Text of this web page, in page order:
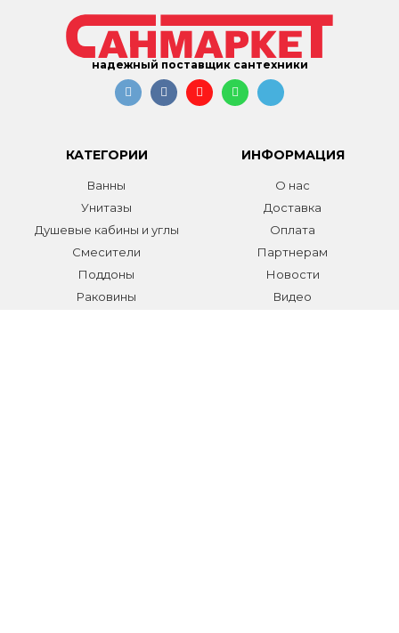
надежный поставщик сантехники
КАТЕГОРИИ
Ванны
Унитазы
Душевые кабины и углы
Смесители
Поддоны
Раковины
ИНФОРМАЦИЯ
О нас
Доставка
Оплата
Партнерам
Новости
Видео